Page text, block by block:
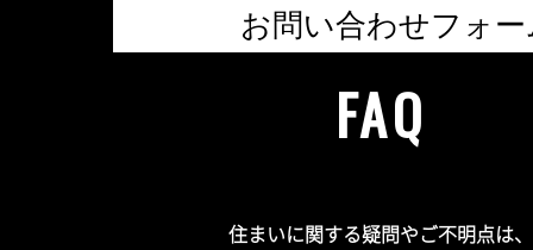
お問い合わせフォー
FAQ
住まいに関する疑問やご不明点は、